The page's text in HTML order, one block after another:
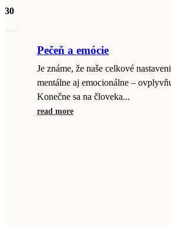
30
Pečeň a emócie
Je známe, že naše celkové
mentálne aj emocionálne –
Konečne sa na človeka...
read more